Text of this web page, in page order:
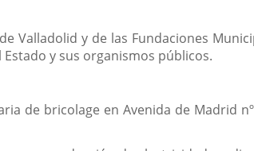
Valladolid y de las Fundaciones
y sus organismos públicos.
de bricolage en Avenida de Madrid